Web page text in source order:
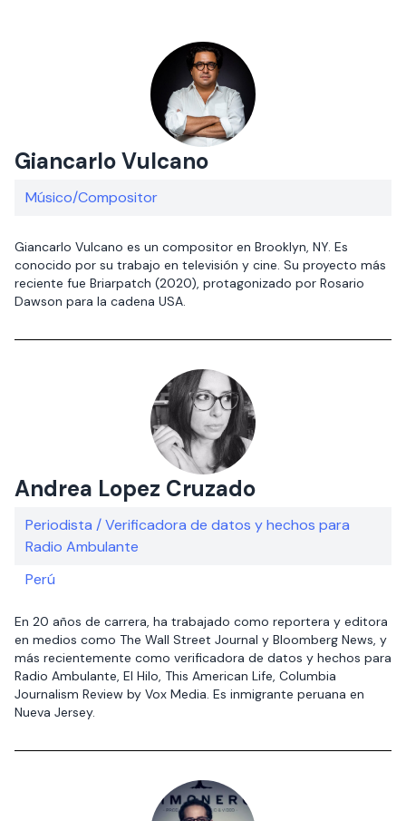
Giancarlo Vulcano
Músico/Compositor
Giancarlo Vulcano es un compositor en Brooklyn, NY. Es
conocido por su trabajo en televisión y cine. Su proyecto más
reciente fue Briarpatch (2020), protagonizado por Rosario
Dawson para la cadena USA.
Andrea Lopez Cruzado
Periodista / Verificadora de datos y hechos para
Radio Ambulante
Perú
En 20 años de carrera, ha trabajado como reportera y editora
en medios como The Wall Street Journal y Bloomberg News, y
más recientemente como verificadora de datos y hechos para
Radio Ambulante, El Hilo, This American Life, Columbia
Journalism Review by Vox Media. Es inmigrante peruana en
Nueva Jersey.